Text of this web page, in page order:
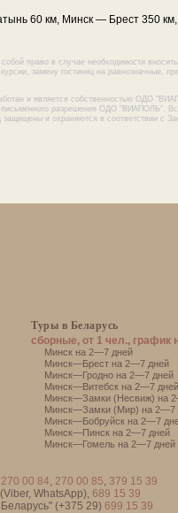
60 км, Минск — Брест 350
право в случае необходимости
замену гостиниц на равнозначные,
и является собственностью ОДО
письменного разрешения ОДО "ВИАПОЛЬ".
защищены и охраняются в соответствии с
270 00 84, 270 00 85, 379 15 39
(Viber, WhatsApp), 689 15 39
(+375 29) 699 15 39
Туры в Беларусь
сборные, от 1 чел., график
Минск на 2—7 дней
Минск—Брест на 2—7 дней
Минск—Гродно на 2—7 дней
Минск—Витебск на 2—7 дней
Минск—Замки (Несвиж) на
Минск—Замки (Мир) на 2—7
Минск—Бобруйск на 2—7
Минск—Пинск на 2—7 дней
Минск—Гомель на 2—7 дней